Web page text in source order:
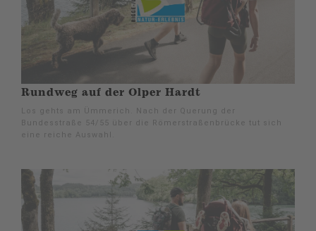
Rundweg auf der Olper Hardt
Los gehts am Ümmerich. Nach der Querung der
Bundesstraße 54/55 über die Römerstraßenbrücke tut sich
eine reiche Auswahl.